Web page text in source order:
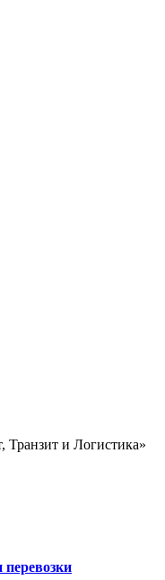
Транзит и Логистика»
перевозки